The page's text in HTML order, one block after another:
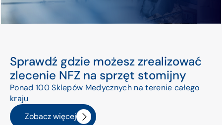
Sprawdź gdzie możesz zrealizować
zlecenie NFZ na sprzęt stomijny
Ponad 100 Sklepów Medycznych na terenie całego
kraju
Zobacz więcej